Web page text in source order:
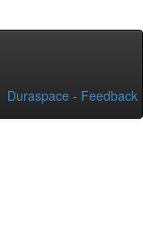
Duraspace - Feedback